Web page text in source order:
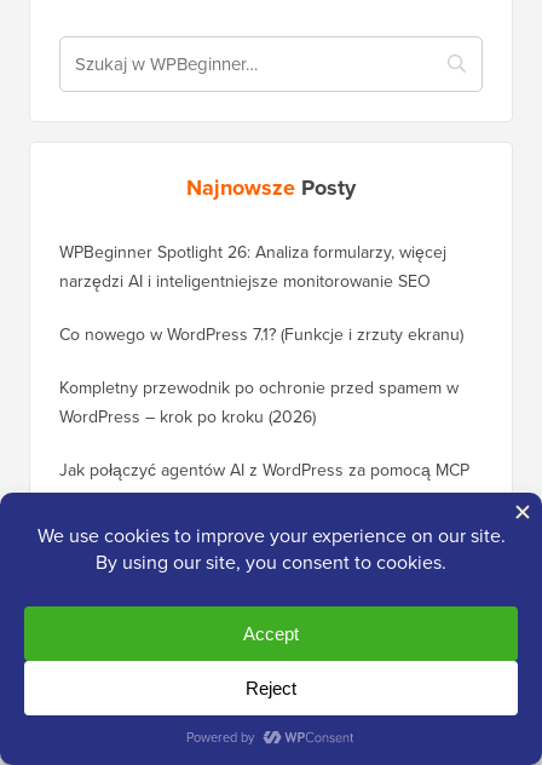
Najnowsze Posty
WPBeginner Spotlight 26: Analiza formularzy, więcej
narzędzi AI i inteligentniejsze monitorowanie SEO
Co nowego w WordPress 7.1? (Funkcje i zrzuty ekranu)
Kompletny przewodnik po ochronie przed spamem w
WordPress – krok po kroku (2026)
Jak połączyć agentów AI z WordPress za pomocą MCP
(krok po kroku)
Przedstawiamy HelpJet: Chatbot AI, który odpowiada na
pytania Twoich klientów w kilka sekund
Poradniki WordPress
Jak